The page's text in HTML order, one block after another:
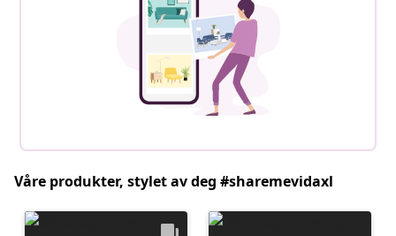
Våre produkter, stylet av deg #sharemevidaxl